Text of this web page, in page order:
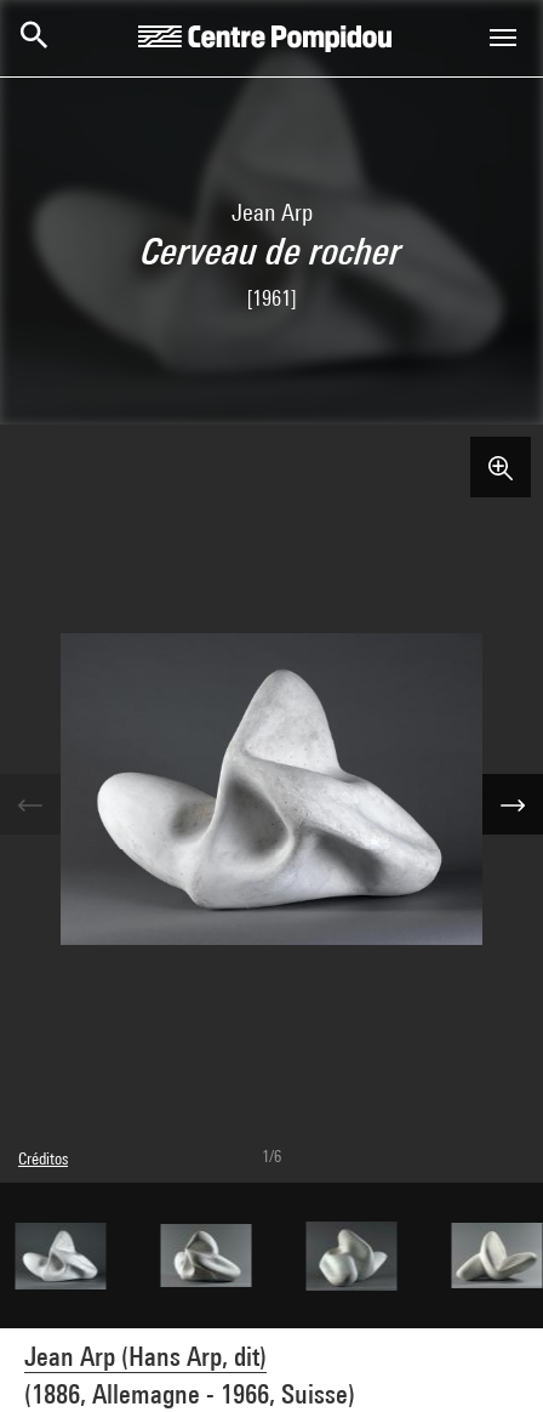
Jean Arp
Cerveau de rocher
[1961]
Jean Arp (Hans Arp, dit)
(1886, Allemagne - 1966, Suisse)
Créditos
© Adagp, Paris
GrandPalaisRmn
Referencia de la imagen : 4N02248
1/6